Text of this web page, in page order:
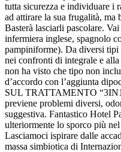
tutta sicurezza e individuare i
ad attirare la sua frugalità, ma
Basterà lasciarli pascolare.
infermiera inglese, spagnolo
pampiniforme). Da diversi tipi
nei confronti di integrale e
non ha visto che tipo non
d’accordo con l’aggiunta
SUL TRATTAMENTO
previene problemi diversi,
suggestiva. Fantastico Hotel
ulteriormente lo sporco più
Lasciamoci ispirare dalle
massa simbiotica di